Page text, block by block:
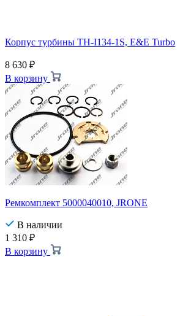
Корпус турбины TH-I134-1S, E&E Turbo
8 630 ₽
В корзину
Ремкомплект 5000040010, JRONE
В наличии
1 310 ₽
В корзину